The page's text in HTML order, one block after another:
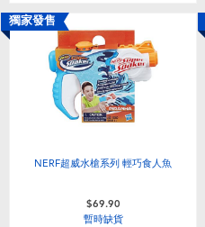
獨家發售
NERF超威水槍系列 輕巧食人魚
$69.90
暫時缺貨